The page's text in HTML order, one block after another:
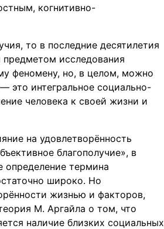
когнитивно-
то в последние десятилетия
предметом исследования
феномену, но, в целом, можно
это интегральное социально-
человека к своей жизни и
на удовлетворённость
благополучие», в
определение термина
широко. Но
жизнью и факторов,
М. Аргайла о том, что
наличие близких социальных